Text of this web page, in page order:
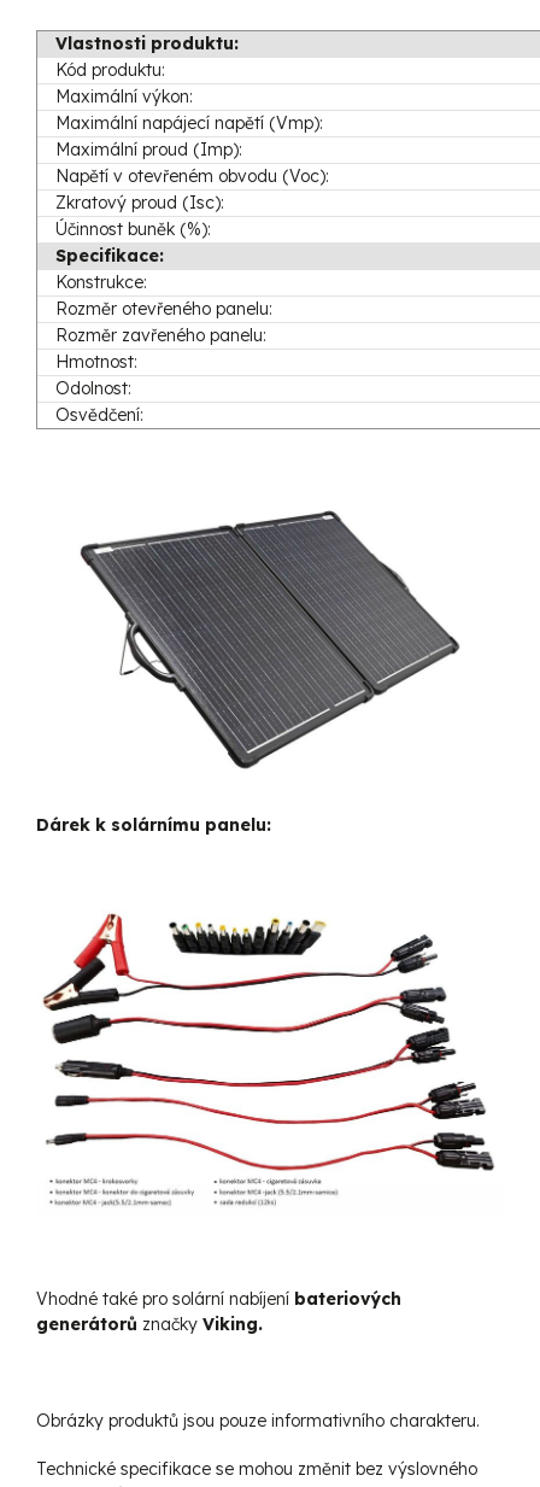
Vlastnosti produktu:
Kód produktu:
Maximální výkon:
Maximální napájecí napětí (Vmp):
Maximální proud (Imp):
Napětí v otevřeném obvodu (Voc):
Zkratový proud (Isc):
Účinnost buněk (%):
Specifikace:
Konstrukce:
Rozměr otevřeného panelu:
Rozměr zavřeného panelu:
Hmotnost:
Odolnost:
Osvědčení:
Dárek k solárnímu panelu:
Vhodné také pro solární nabíjení bateriových
generátorů značky Viking.
Obrázky produktů jsou pouze informativního charakteru.
Technické specifikace se mohou změnit bez výslovného